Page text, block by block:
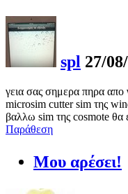
spl 27/
γεια σας σημερα πηρα
microsim cutter sim της
βαλλω sim της cosmote θα
Παράθεση
Μου αρέσει!